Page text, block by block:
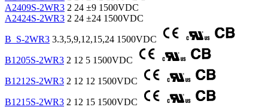
A2409S-2WR3 2 24 ±9 1500VDC
A2424S-2WR3 2 24 ±24 1500VDC
B_S-2WR3 3.3,5,9,12,15,24 1500VDC
B1205S-2WR3 2 12 5 1500VDC
B1212S-2WR3 2 12 12 1500VDC
B1215S-2WR3 2 12 15 1500VDC